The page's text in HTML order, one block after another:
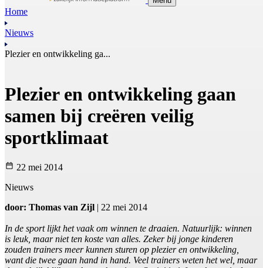
Home
Nieuws
Plezier en ontwikkeling ga...
Plezier en ontwikkeling gaan
samen bij creëren veilig
sportklimaat
22 mei 2014
Nieuws
door: Thomas van Zijl | 22 mei 2014
In de sport lijkt het vaak om winnen te draaien. Natuurlijk: winnen
is leuk, maar niet ten koste van alles. Zeker bij jonge kinderen
zouden trainers meer kunnen sturen op plezier en ontwikkeling,
want die twee gaan hand in hand. Veel trainers weten het wel, maar